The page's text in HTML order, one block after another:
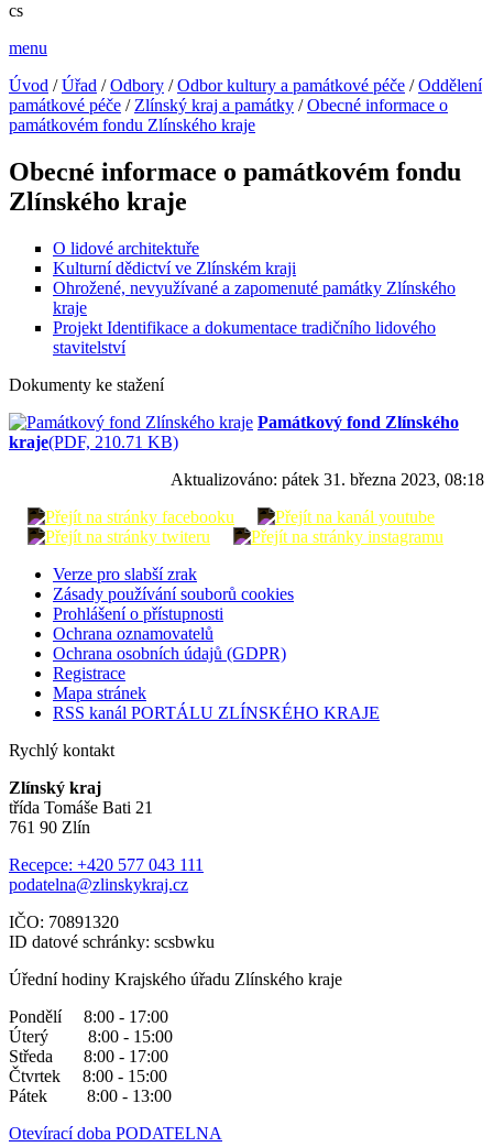
cs
menu
Úvod /Úřad /Odbory /Odbor kultury a památkové péče /Oddělení
památkové péče / Zlínský kraj a památky /Obecné informace o
památkovém fondu Zlínského kraje
Obecné informace o památkovém fondu
Zlínského kraje
O lidové architektuře
Kulturní dědictví ve Zlínském kraji
Ohrožené, nevyužívané a zapomenuté památky Zlínského
kraje
Projekt Identifikace a dokumentace tradičního lidového
stavitelství
Dokumenty ke stažení
Památkový fond Zlínského
kraje(PDF, 210.71 KB)
Aktualizováno: pátek 31. března 2023, 08:18
Verze pro slabší zrak
Zásady používání souborů cookies
Prohlášení o přístupnosti
Ochrana oznamovatelů
Ochrana osobních údajů (GDPR)
Registrace
Mapa stránek
RSS kanál PORTÁLU ZLÍNSKÉHO KRAJE
Rychlý kontakt
Zlínský kraj
třída Tomáše Bati 21
761 90 Zlín
Recepce: +420 577 043 111
podatelna@zlinskykraj.cz
IČO: 70891320
ID datové schránky: scsbwku
Úřední hodiny Krajského úřadu Zlínského kraje
Pondělí 8:00 - 17:00
Úterý 8:00 - 15:00
Středa 8:00 - 17:00
Čtvrtek 8:00 - 15:00
Pátek 8:00 - 13:00
Otevírací doba PODATELNA